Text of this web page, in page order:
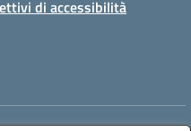
di accessibilità